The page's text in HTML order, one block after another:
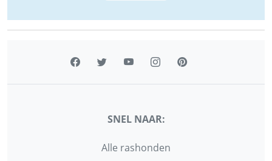
SNEL NAAR:
Alle rashonden